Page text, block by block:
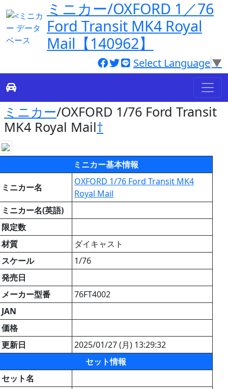
ミニカー/OXFORD 1／76
Ford Transit MK4 Royal
Mail【140962】
Select Language▼
ミニカー/OXFORD 1/76 Ford Transit
MK4 Royal Mail†
ミニカー基本情報
ミニカー名
OXFORD 1/76 Ford Transit MK4
Royal Mail
ミニカー名(英語)
限定数
材質
ダイキャスト
スケール
1/76
発売日
メーカー型番
76FT4002
JAN
価格
更新日
2025/01/27 (月) 13:29:32
セット情報
セット名